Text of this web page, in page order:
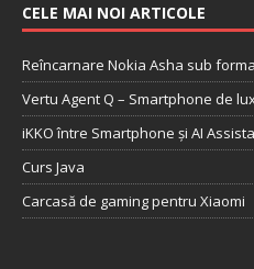
CELE MAI NOI ARTICOLE
Reîncarnare Nokia Asha sub
Vertu Agent Q – Smartphone de
iKKO între Smartphone și AI
Curs Java
Carcasă de gaming pentru Xiaomi